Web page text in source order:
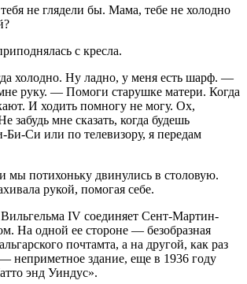
не глядели бы. Мама, тебе не холодно
с кресла.
холодно. Ну ладно, у меня есть шарф. —
руку. — Помоги старушке матери. Когда
И ходить помногу не могу. Ох,
забудь мне сказать, когда будешь
Би-Си или по телевизору, я передам
мы потихоньку двинулись в столовую.
рукой, помогая себе.
IV соединяет Сент-Мартин-
На одной ее стороне — безобразная
почтамта, а на другой, как раз
неприметное здание, еще в 1936 году
энд Уиндус».